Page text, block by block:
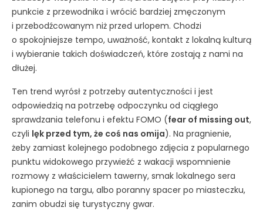
punkcie z przewodnika i wrócić bardziej zmęczonym
i przebodźcowanym niż przed urlopem. Chodzi
o spokojniejsze tempo, uważność, kontakt z lokalną kulturą
i wybieranie takich doświadczeń, które zostają z nami na
dłużej.
Ten trend wyrósł z potrzeby autentyczności i jest
odpowiedzią na potrzebę odpoczynku od ciągłego
sprawdzania telefonu i efektu FOMO (fear of missing out,
czyli lęk przed tym, że coś nas omija). Na pragnienie,
żeby zamiast kolejnego podobnego zdjęcia z popularnego
punktu widokowego przywieźć z wakacji wspomnienie
rozmowy z właścicielem tawerny, smak lokalnego sera
kupionego na targu, albo poranny spacer po miasteczku,
zanim obudzi się turystyczny gwar.